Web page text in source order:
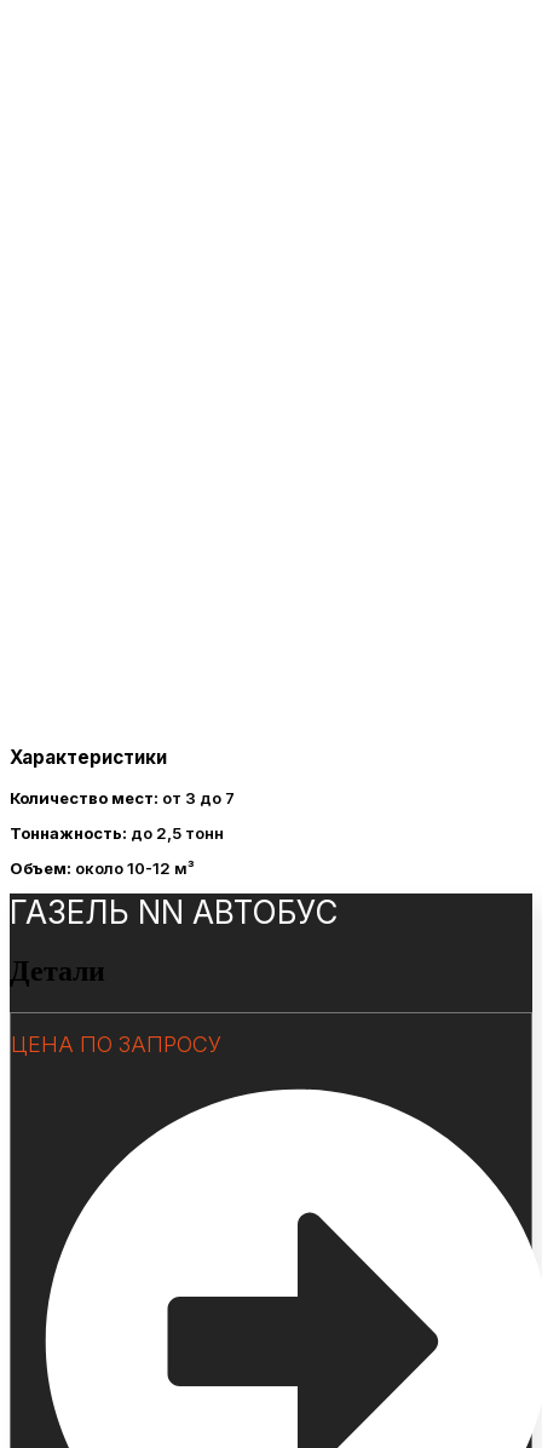
Характеристики
Количество мест: от 3 до 7
Тоннажность: до 2,5 тонн
Объем: около 10-12 м³
ГАЗЕЛЬ NN АВТОБУС
Детали
ЦЕНА ПО ЗАПРОСУ